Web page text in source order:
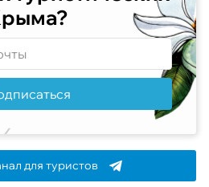
для туристов